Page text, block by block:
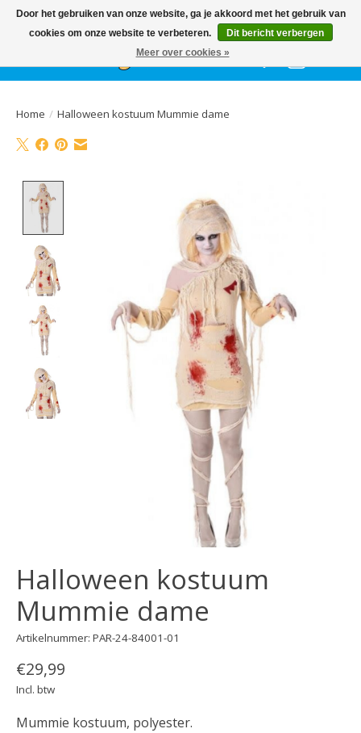
HetGEHELE jaar, grote collectie feestkleding & accessoires |
Ballonnen | Schmink | Bedrukking | Altijd gratis parkeren
Verlanglijst
Home / Halloween kostuum Mummie dame
Halloween kostuum
Mummie dame
Artikelnummer: PAR-24-84001-01
€29,99
Incl. btw
Mummie kostuum, polyester.
Door het gebruiken van onze website, ga je akkoord met het gebruik van
cookies om onze website te verbeteren.
Dit bericht verbergen
Meer over cookies »